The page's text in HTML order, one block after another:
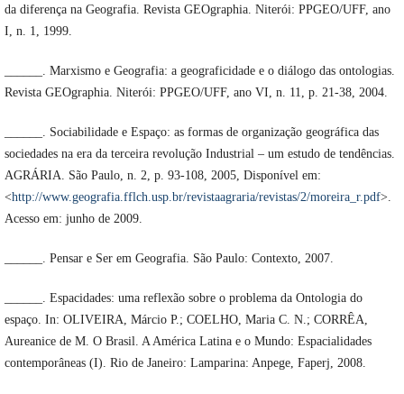
da diferença na Geografia. Revista GEOgraphia. Niterói: PPGEO/UFF, ano
I, n. 1, 1999.
______. Marxismo e Geografia: a geograficidade e o diálogo das ontologias.
Revista GEOgraphia. Niterói: PPGEO/UFF, ano VI, n. 11, p. 21-38, 2004.
______. Sociabilidade e Espaço: as formas de organização geográfica das
sociedades na era da terceira revolução Industrial – um estudo de tendências.
AGRÁRIA. São Paulo, n. 2, p. 93-108, 2005, Disponível em:
<http://www.geografia.fflch.usp.br/revistaagraria/revistas/2/moreira_r.pdf>.
Acesso em: junho de 2009.
______. Pensar e Ser em Geografia. São Paulo: Contexto, 2007.
______. Espacidades: uma reflexão sobre o problema da Ontologia do
espaço. In: OLIVEIRA, Márcio P.; COELHO, Maria C. N.; CORRÊA,
Aureanice de M. O Brasil. A América Latina e o Mundo: Espacialidades
contemporâneas (I). Rio de Janeiro: Lamparina: Anpege, Faperj, 2008.